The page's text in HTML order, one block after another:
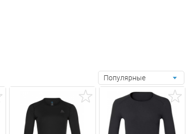
Популярные